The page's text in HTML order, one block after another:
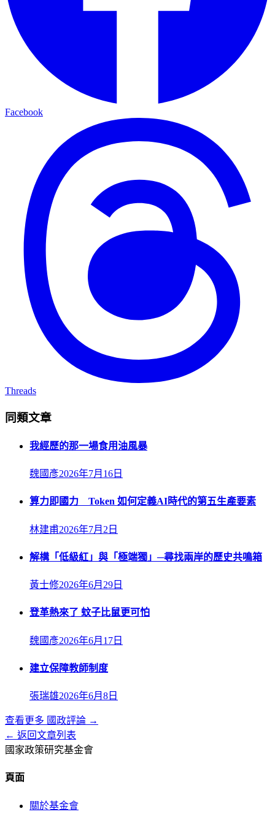
Facebook
Threads
同類文章
我經歷的那一場食用油風暴
魏國彥2026年7月16日
算力即國力 Token 如何定義AI時代的第五生產要素
林建甫2026年7月2日
解構「低級紅」與「極端獨」─尋找兩岸的歷史共鳴箱
黃士修2026年6月29日
登革熱來了 蚊子比鼠更可怕
魏國彥2026年6月17日
建立保障教師制度
張瑞雄2026年6月8日
查看更多 國政評論 →
← 返回文章列表
國家政策研究基金會
頁面
關於基金會